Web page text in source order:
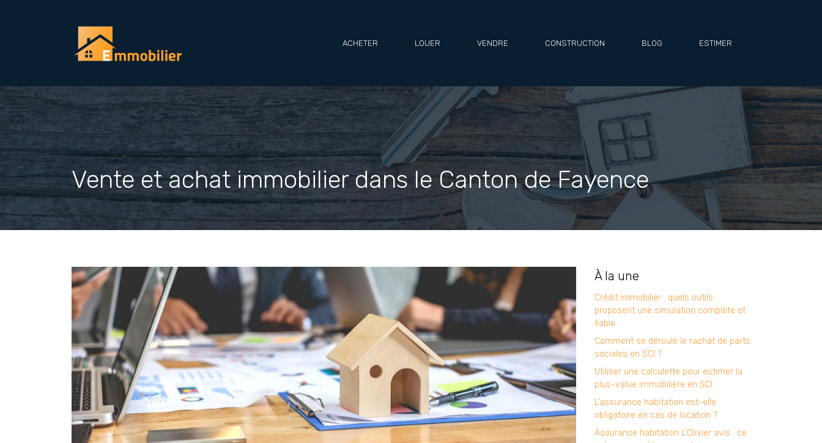
ACHETER LOUER VENDRE CONSTRUCTION BLOG ESTIMER
Vente et achat immobilier dans le Canton de Fayence
À la une
Crédit immobilier : quels outils
proposent une simulation complète et
fiable
Comment se déroule le rachat de parts
sociales en SCI ?
Utiliser une calculette pour estimer la
plus-value immobilière en SCI
L’assurance habitation est-elle
obligatoire en cas de location ?
Assurance habitation L’Olivier avis : ce